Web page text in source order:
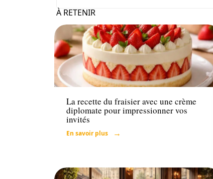
À RETENIR
Loisirs
La recette du fraisier avec une crème
diplomate pour impressionner vos
invités
En savoir plus